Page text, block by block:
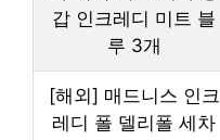
갑 인크레디 미트 블
루 3개
[해외] 매드니스 인크
레디 폴 델리폴 세차